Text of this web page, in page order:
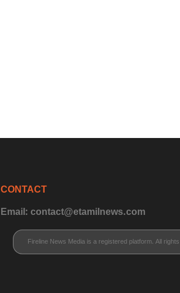
CONTACT
Email: contact@etamilnews.com
Fireline News Media is a registered platform. All